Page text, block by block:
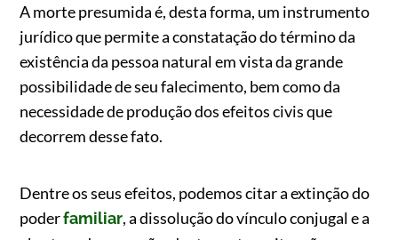
A morte presumida é, desta forma, um instrumento
jurídico que permite a constatação do término da
existência da pessoa natural em vista da grande
possibilidade de seu falecimento, bem como da
necessidade de produção dos efeitos civis que
decorrem desse fato.
Dentre os seus efeitos, podemos citar a extinção do
poderfamiliar, a dissolução do vínculo conjugal e a